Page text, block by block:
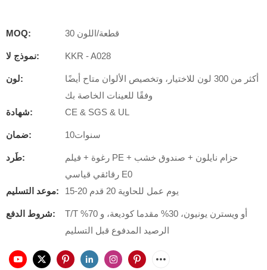
MOQ: 30 قطعة/اللون
نموذج لا: KKR - A028
لون:
أكثر من 300 لون للاختيار، وتخصيص الألوان متاح أيضًا
وفقًا للعينات الخاصة بك
شهادة:
CE & SGS & UL
ضمان: سنوات10
طَرد:
رغوة + فيلم PE + حزام نايلون + صندوق خشب
رقائقي قياسي E0
موعد التسليم:
15-20 يوم عمل للحاوية 20 قدم
شروط الدفع:
T/T أو ويسترن يونيون، 30% مقدما كوديعة، و 70%
الرصيد المدفوع قبل التسليم